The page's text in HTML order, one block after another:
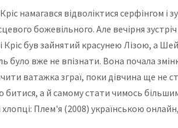
намагався відволіктися серфінгом і
божевільного. Але вечірня
Кріс був зайнятий красунею Лізою, а
було вже не впізнати. Вона почала
ватажка зграї, поки дівчина ще не
а й самому стати чимось
Плем'я (2008) українською